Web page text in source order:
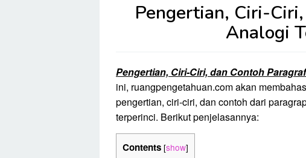
Pengertian, Ciri-
Analogi
Pengertian, Ciri-Ciri, dan Contoh
ini, ruangpengetahuan.com akan
pengertian, ciri-ciri, dan contoh dari
terperinci. Berikut penjelasannya:
Contents [show]